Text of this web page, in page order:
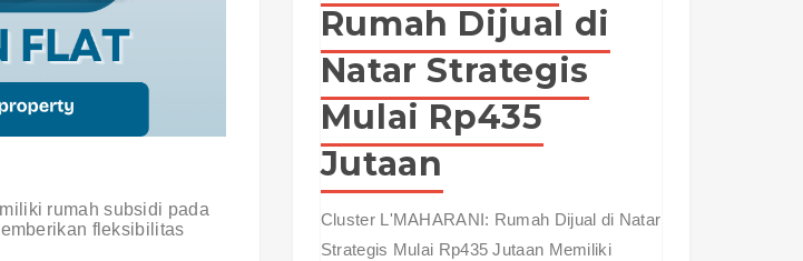
rumah subsidi pada
fleksibilitas
Rumah Dijual di
Natar Strategis
Mulai Rp435
Jutaan
Cluster L'MAHARANI: Rumah Dijual di Natar
Strategis Mulai Rp435 Jutaan Memiliki